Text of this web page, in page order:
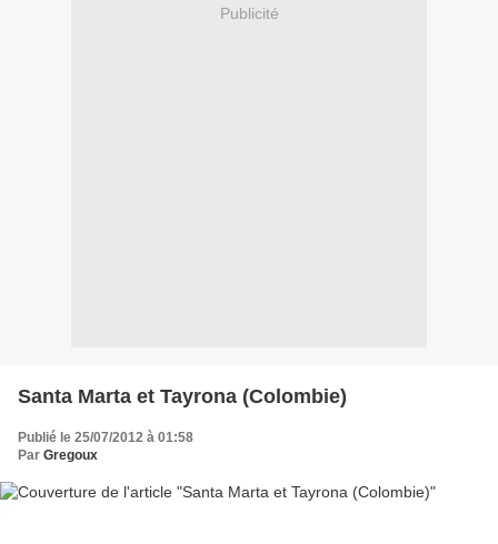
Publicité
Santa Marta et Tayrona (Colombie)
Publié le 25/07/2012 à 01:58
Par Gregoux